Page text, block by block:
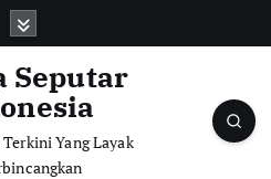
Yang Layak